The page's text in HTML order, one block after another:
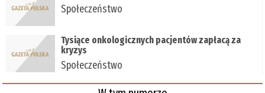
Społeczeństwo
Tysiące onkologicznych pacjentów zapłacą za
kryzys
Społeczeństwo